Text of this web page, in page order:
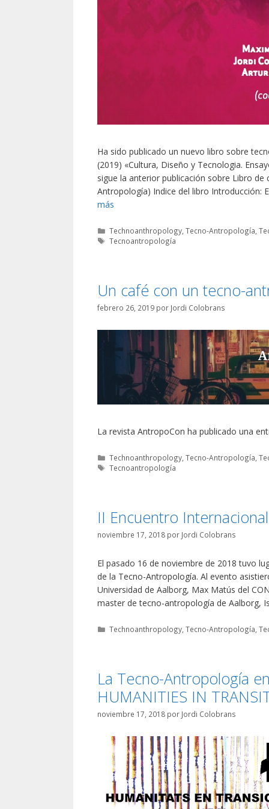
Ha sido publicado un nuevo libro sobre
(2019) «Cultura, Diseño y Tecnologia.
sigue la anterior publicación sobre Libro
Antropología) Indice del libro
más
Categorías
Technoanthropology ,Tecno-Antropología ,
Etiquetas
Tecnoantropología
Un café con un tecno-
febrero 26, 2019 por Jordi Colobrans
La revista AntropoCon ha publicado una
Categorías
Technoanthropology ,Tecno-Antropología ,
Etiquetas
Tecnoantropología
II Encuentro
noviembre 17, 2018 por Jordi Colobrans
El pasado 16 de noviembre de 2018 tuvo
de la Tecno-Antropología. Al evento
Universidad de Aalborg, Max Matús del
master de tecno-antropología de Aalborg,
Categorías
Technoanthropology ,Tecno-Antropología ,
La Tecno-Antropología
HUMANITIES IN
noviembre 17, 2018 por Jordi Colobrans